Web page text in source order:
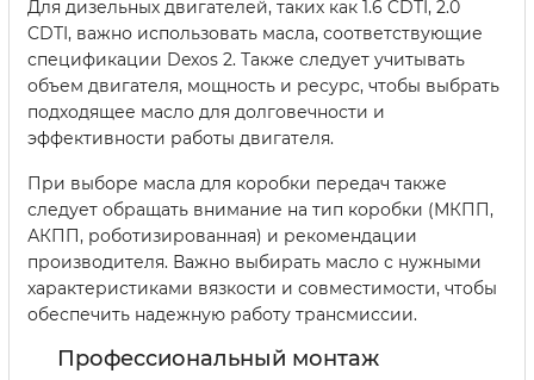
Для дизельных двигателей, таких как 1.6 CDTI, 2.0
CDTI, важно использовать масла, соответствующие
спецификации Dexos 2. Также следует учитывать
объем двигателя, мощность и ресурс, чтобы выбрать
подходящее масло для долговечности и
эффективности работы двигателя.
При выборе масла для коробки передач также
следует обращать внимание на тип коробки (МКПП,
АКПП, роботизированная) и рекомендации
производителя. Важно выбирать масло с нужными
характеристиками вязкости и совместимости, чтобы
обеспечить надежную работу трансмиссии.
Профессиональный монтаж